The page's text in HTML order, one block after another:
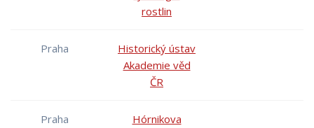
rostlin
Praha
Historický ústav
Akademie věd
ČR
Praha
Hórnikova